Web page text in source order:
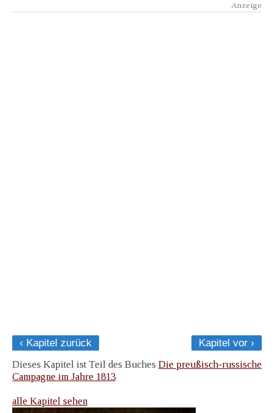
‹ Kapitel zurück
Kapitel vor ›
Dieses Kapitel ist Teil des Buches Die preußisch-russische
Campagne im Jahre 1813
alle Kapitel sehen